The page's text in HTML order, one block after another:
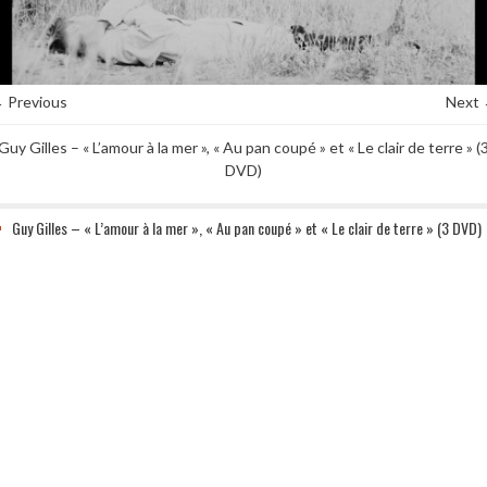
Next
Gilles – « L’amour à la mer », « Au pan coupé » et « Le clair de terre »
DVD)
Guy Gilles – « L’amour à la mer », « Au pan coupé » et « Le clair de terre » (3 DVD)